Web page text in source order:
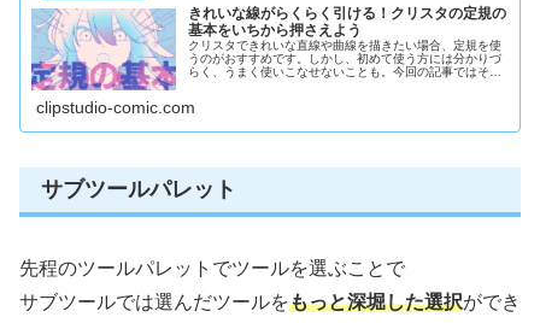
きれいな線がらくらく引ける！クリスタの定規の
基本をいちから押さえよう
クリスタできれいな直線や曲線を描きたい場合、定規を使
うのがおすすめです。しかし、初めて使う方には分かりづ
らく、うまく使いこなせないことも。今回の記事ではそん
clipstudio-comic.com
サブツールパレット
先程のツールパレットでツールを選ぶことで
サブツールでは選んだツールをもっと深堀した選択ができ